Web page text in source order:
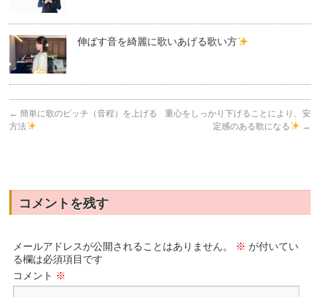
伸ばす音を綺麗に歌いあげる歌い方
← 簡単に歌のピッチ（音程）を上げる
方法
重心をしっかり下げることにより、安
定感のある歌になる
→
コメントを残す
メールアドレスが公開されることはありません。 ※ が付いてい
る欄は必須項目です
コメント ※